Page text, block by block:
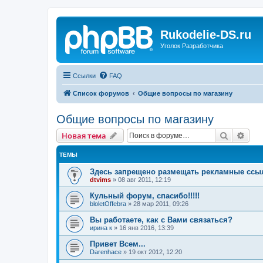
Rukodelie-DS.ru
Уголок Разработчика
Ссылки FAQ
Список форумов Общие вопросы по магазину
Общие вопросы по магазину
Новая тема Поиск
ТЕМЫ
Здесь запрещено размещать рекламные
dtvims » 08 авг 2011, 12:19
Кульный форум, спасибо!!!!!
bloletOffebra » 28 мар 2011, 09:26
Вы работаете, как с Вами связаться?
ирина к » 16 янв 2016, 13:39
Привет Всем...
Darenhace » 19 окт 2012, 12:20